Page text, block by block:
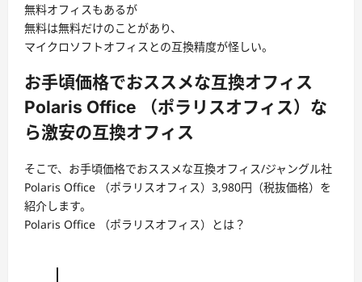
無料オフィスもあるが
無料は無料だけのことがあり、
マイクロソフトオフィスとの互換精度が怪しい。
お手頃価格でおススメな互換オフィス
Polaris Office （ポラリスオフィス）な
ら激安の互換オフィス
そこで、お手頃価格でおススメな互換オフィス/ジャングル社
Polaris Office （ポラリスオフィス）3,980円（税抜価格）を
紹介します。
Polaris Office （ポラリスオフィス）とは？